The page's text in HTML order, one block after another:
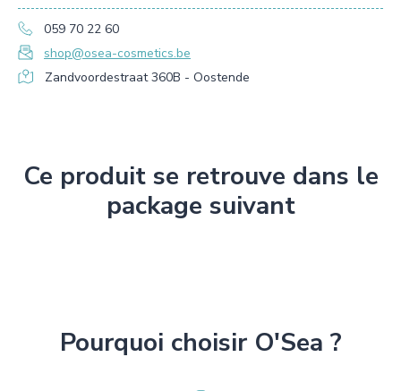
059 70 22 60
shop@osea-cosmetics.be
Zandvoordestraat 360B - Oostende
Ce produit se retrouve dans le
package suivant
Pourquoi choisir O'Sea ?